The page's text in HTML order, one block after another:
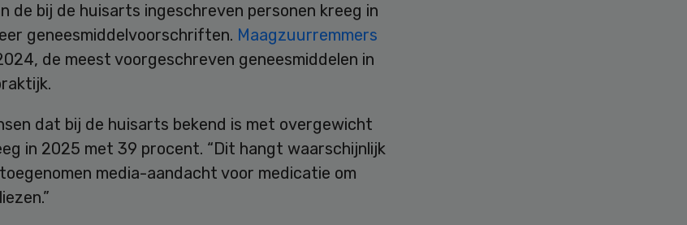
de bij de huisarts ingeschreven personen kreeg in
geneesmiddelvoorschriften. Maagzuurremmers
de meest voorgeschreven geneesmiddelen in
dat bij de huisarts bekend is met overgewicht
in 2025 met 39 procent. “Dit hangt waarschijnlijk
media-aandacht voor medicatie om